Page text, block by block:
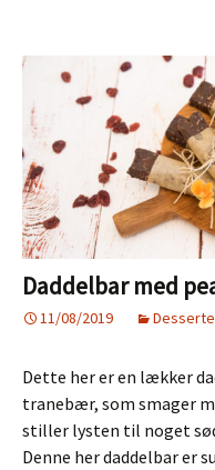
Daddelbar med
11/08/2019
Dette her er en lækker
tranebær, som smager
stiller lysten til noget
Denne her daddelbar er